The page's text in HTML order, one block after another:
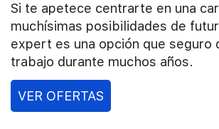
Si te apetece centrarte en una
muchísimas posibilidades de
expert es una opción que seguro
trabajo durante muchos años.
VER OFERTAS